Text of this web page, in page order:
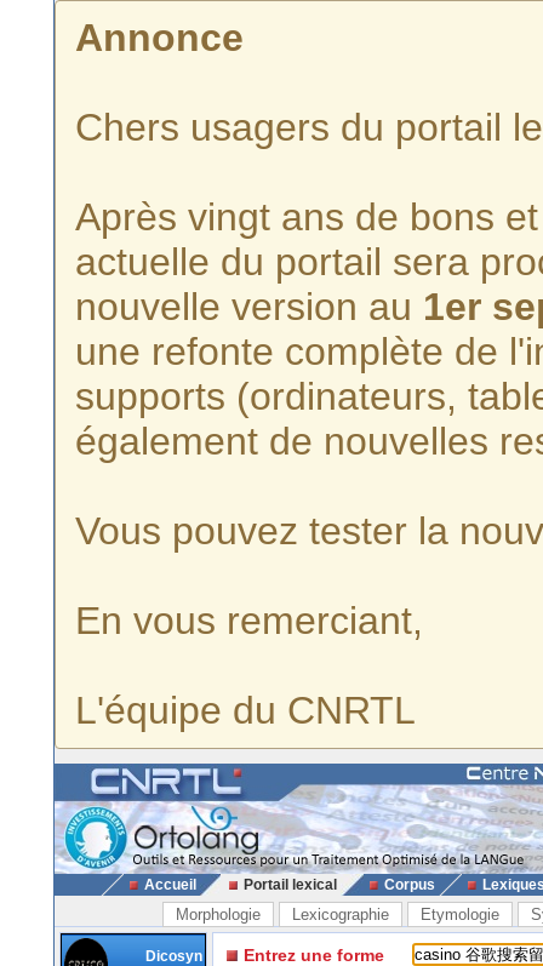
Annonce
Chers usagers du portail
Après vingt ans de bons
actuelle du portail sera
nouvelle version au 1er
une refonte complète de
supports (ordinateurs,
également de nouvelles
Vous pouvez tester la
En vous remerciant,
L'équipe du CNRTL
Accueil Portail lexical Corpus
Morphologie Lexicographie Etymologie
Dicosyn
Entrez une forme